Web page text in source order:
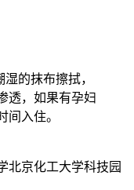
的抹布擦拭，
透，如果有孕妇
间入住。
北京化工大学科技园